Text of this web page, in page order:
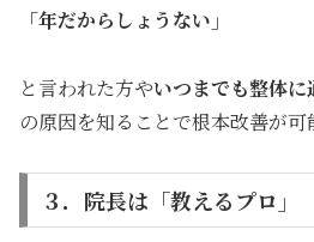
「年だからしょうない」
と言われた方やいつまでも整体に
の原因を知ることで根本改善が可
３．院長は「教えるプロ」